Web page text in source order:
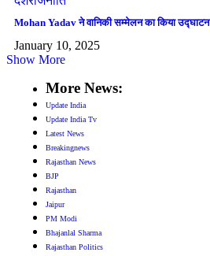
Mohan Yadav ने वानिकी सम्मेलन का किया उद्घाटन
January 10, 2025
Show More
More News:
Update India
Update India Tv
Latest News
Breakingnews
Rajasthan News
BJP
Rajasthan
Jaipur
PM Modi
Bhajanlal Sharma
Rajasthan Politics